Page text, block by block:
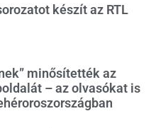
készít az RTL
minősítették az
– az olvasókat is